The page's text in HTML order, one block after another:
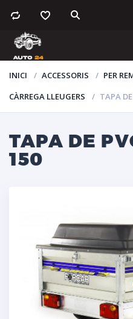
INICI ACCESSORIS
PER
CÀRREGA LLEUGERS
TAPA
TAPA DE
150